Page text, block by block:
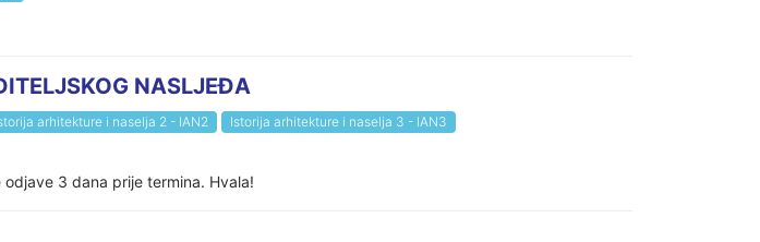
NASLJEĐA
arhitekture i naselja 2 - IAN2
Istorija arhitekture i naselja 3 - IAN3
3 dana prije termina. Hvala!